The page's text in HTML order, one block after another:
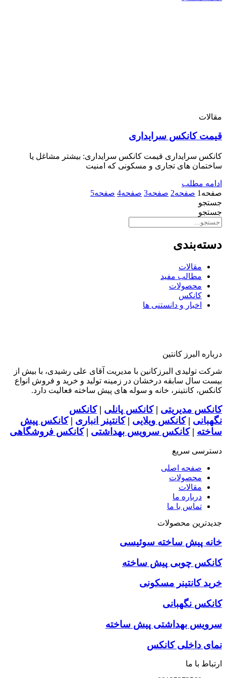
مقالات
قیمت کانکس سرایداری
کانکس سرایداری قیمت کانکس سرایداری: بیشتر مشاغل یا
ساختمان های تجاری و مسکونی که امنیت
ادامه مطلب
صفحه 1 صفحه2 صفحه3 صفحه4 صفحه5
جستجو
جستجو
دسته‌بندی
مقالات
مطالب مفید
محصولات
کانکس
اخبار و دانستنی ها
درباره البرز کانتین
شرکت تولیدی البرزکانین با مدیریت آقای علی رشیدی، با بیش از
بیست سال سابقه درخشان در زمینه تولید و خرید و فروش انواع
کانکس، کانتینر، خانه و سوله های پیش ساخته فعالیت دارد.
کانکس مدیریتی |کانکس پانلی |کانکس
نگهبانی |کانکس ویلایی |کانتینر انباری |کانکس پیش
ساخته |کانکس سرویس بهداشتی |کانکس فروشگاهی
دسترسی سریع
صفحه اصلی
محصولات
مقالات
درباره ما
تماس با ما
جدیدترین محصولات
خانه پیش ساخته سوئیسی
کانکس چوبی پیش ساخته
خرید کانتینر مسکونی
كانكس نگهبانی
سرويس بهداشتی پيش ساخته
نمای داخلی کانکس
ارتباط با ما